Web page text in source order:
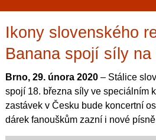
Ikony slovenského
Banana spojí síly na
Brno, 29. února 2020 – Stálice
spojí 18. března síly ve speciálním
zastávek v Česku bude koncertní
dárek fanouškům zazní i nové